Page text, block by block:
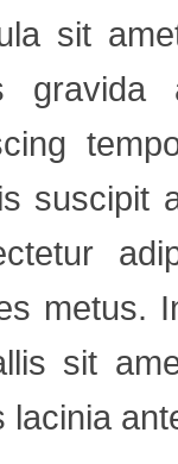
sit
suscipit
metus.
sit
lacinia